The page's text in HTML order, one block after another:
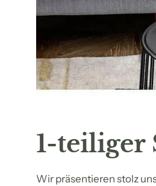
1-teiliger
Wir präsentieren stolz